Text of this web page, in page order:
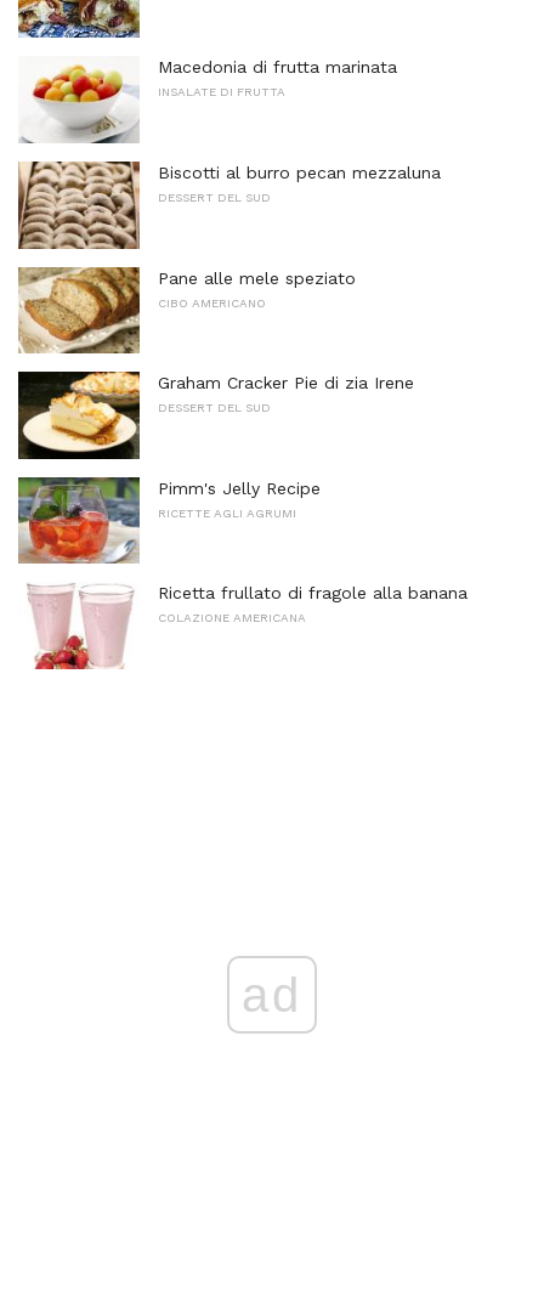
Macedonia di frutta marinata
INSALATE DI FRUTTA
Biscotti al burro pecan mezzaluna
DESSERT DEL SUD
Pane alle mele speziato
CIBO AMERICANO
Graham Cracker Pie di zia Irene
DESSERT DEL SUD
Pimm's Jelly Recipe
RICETTE AGLI AGRUMI
Ricetta frullato di fragole alla banana
COLAZIONE AMERICANA
ad